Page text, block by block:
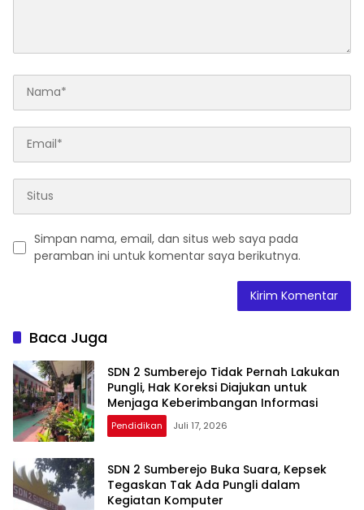
Simpan nama, email, dan situs web saya pada
peramban ini untuk komentar saya berikutnya.
Baca Juga
SDN 2 Sumberejo Tidak Pernah Lakukan
Pungli, Hak Koreksi Diajukan untuk
Menjaga Keberimbangan Informasi
Pendidikan Juli 17, 2026
SDN 2 Sumberejo Buka Suara, Kepsek
Tegaskan Tak Ada Pungli dalam
Kegiatan Komputer